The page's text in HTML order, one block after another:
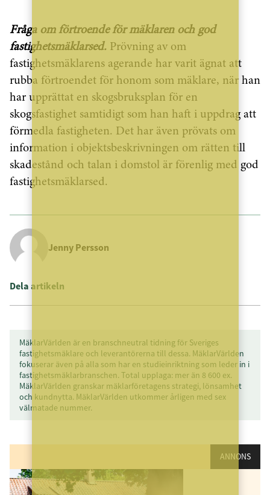
Fråga om förtroende för mäklaren och god
fastighetsmäklarsed. Prövning av om
fastighetsmäklarens agerande har varit ägnat att
rubba förtroendet för honom som mäklare, när han
har upprättat en skogsbruksplan för en
skogsfastighet samtidigt som han haft i uppdrag att
förmedla fastigheten. Det har även prövats om
information i objektsbeskrivningen om rätten till
skadestånd och talan i domstol är förenlig med god
fastighetsmäklarsed.
Jenny Persson
Dela artikeln
MäklarVärlden är en branschneutral tidning för Sveriges
fastighetsmäklare och leverantörerna till dessa. MäklarVärlden
fokuserar även på alla som har en studieinriktning som leder in i
fastighetsmäklarbranschen. Total upplaga: mer än 8 600 ex.
MäklarVärlden granskar mäklarföretagens strategi, lönsamhet
och kundnytta. MäklarVärlden utkommer årligen med sex
välmatade nummer.
ANNONS